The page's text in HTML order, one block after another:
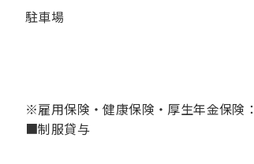
駐車場
※雇用保険・健康保険・厚生年金保険